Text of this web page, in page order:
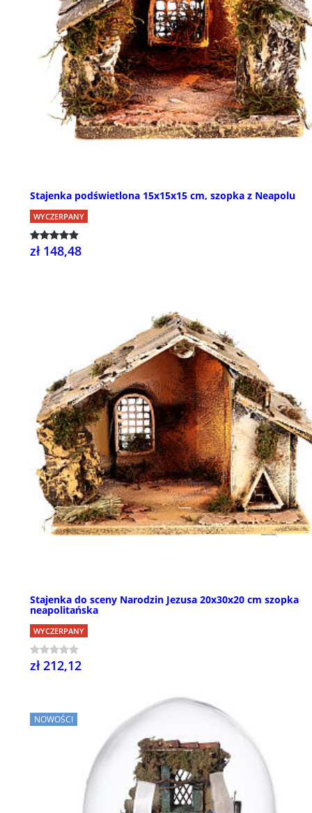
Stajenka podświetlona 15x15x15 cm, szopka z Neapolu
WYCZERPANY
zł 148,48
Stajenka do sceny Narodzin Jezusa 20x30x20 cm szopka
neapolitańska
WYCZERPANY
zł 212,12
NOWOŚCI